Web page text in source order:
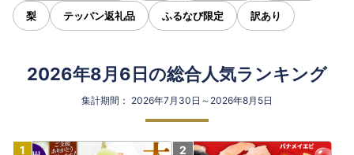
梨 テッパン返礼品 ふるなび限定 訳あり
2026年8月6日の総合人気ランキング
集計期間： 2026年7月30日～2026年8月5日